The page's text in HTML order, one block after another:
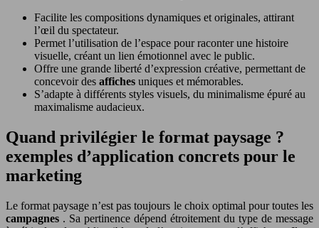
Facilite les compositions dynamiques et originales, attirant
l’œil du spectateur.
Permet l’utilisation de l’espace pour raconter une histoire
visuelle, créant un lien émotionnel avec le public.
Offre une grande liberté d’expression créative, permettant de
concevoir des affiches uniques et mémorables.
S’adapte à différents styles visuels, du minimalisme épuré au
maximalisme audacieux.
Quand privilégier le format paysage ?
exemples d’application concrets pour le
marketing
Le format paysage n’est pas toujours le choix optimal pour toutes les
campagnes . Sa pertinence dépend étroitement du type de message